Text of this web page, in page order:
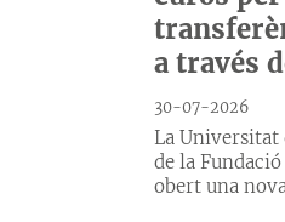
a través
30-07-2026
La Universitat
de la
obert una